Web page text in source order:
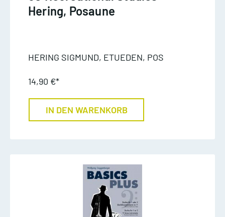
Hering, Posaune
HERING SIGMUND, ETUEDEN, POS
14,90 €*
IN DEN WARENKORB